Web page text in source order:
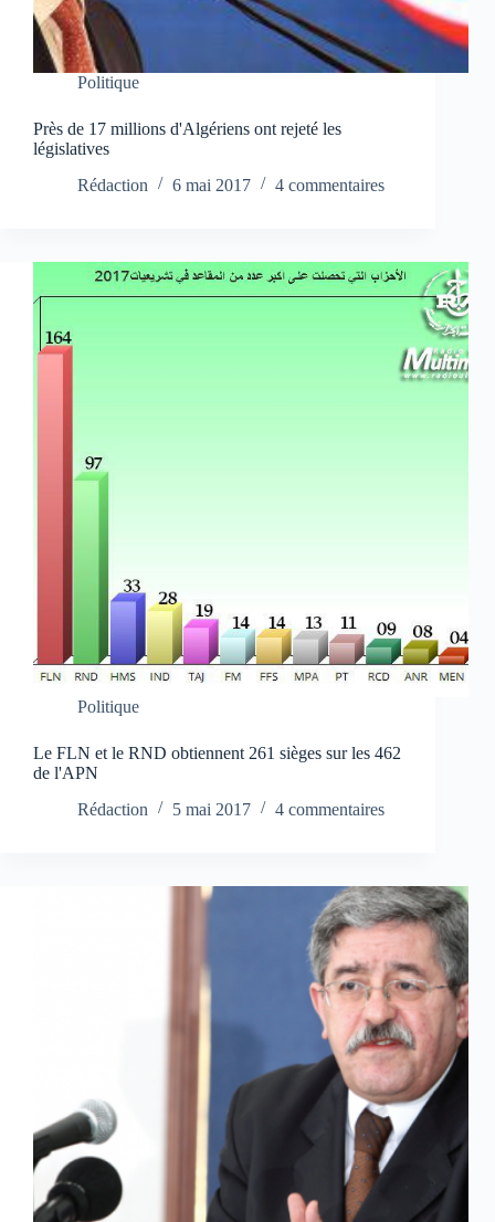
Politique
Près de 17 millions d'Algériens ont rejeté les
législatives
Rédaction
6 mai 2017 4 commentaires
Politique
Le FLN et le RND obtiennent 261 sièges sur les 462
de l'APN
Rédaction
5 mai 2017 4 commentaires